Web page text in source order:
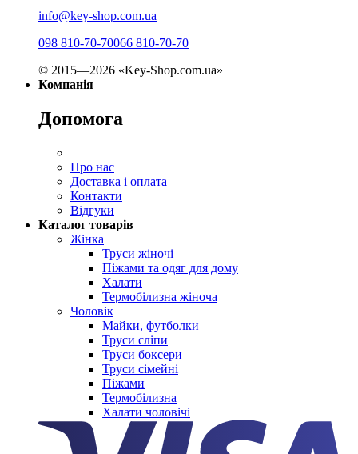
info@key-shop.com.ua
098 810-70-70066 810-70-70
© 2015—2026 «Key-Shop.com.ua»
Компанія
Допомога
Про нас
Доставка і оплата
Контакти
Відгуки
Каталог товарів
Жінка
Труси жіночі
Піжами та одяг для дому
Халати
Термобілизна жіноча
Чоловік
Майки, футболки
Труси сліпи
Труси боксери
Труси сімейні
Піжами
Термобілизна
Халати чоловічі